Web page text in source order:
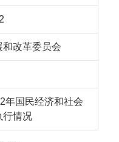
和改革委员会
年国民经济和社会
行情况